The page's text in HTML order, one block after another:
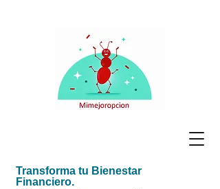
Transforma tu Bienestar
Financiero.